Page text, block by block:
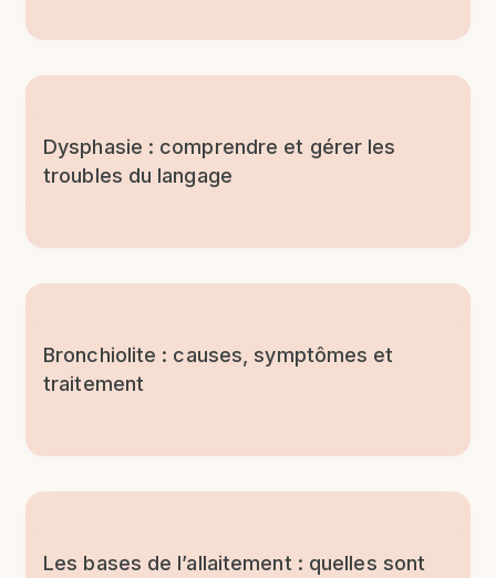
Dysphasie : comprendre et gérer les
troubles du langage
Bronchiolite : causes, symptômes et
traitement
Les bases de l’allaitement : quelles sont